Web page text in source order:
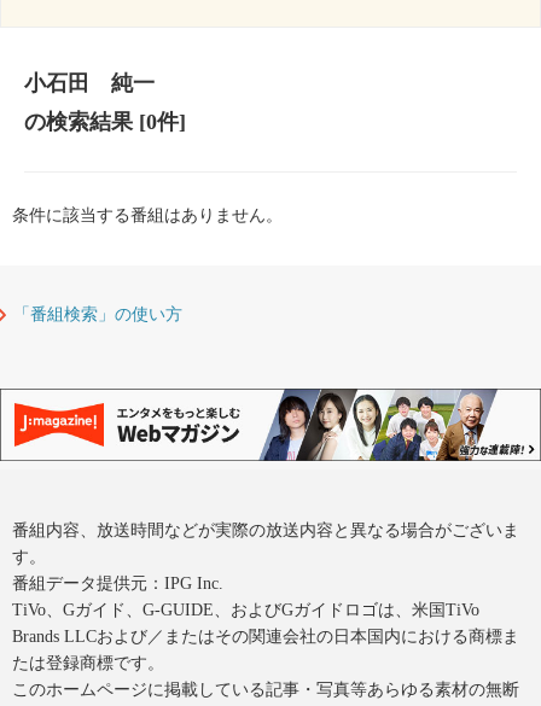
小石田 純一
の検索結果[0件]
条件に該当する番組はありません。
「番組検索」の使い方
番組内容、放送時間などが実際の放送内容と異なる場合がございま
す。
番組データ提供元：IPG Inc.
TiVo、Gガイド、G-GUIDE、およびGガイドロゴは、米国TiVo
Brands LLCおよび／またはその関連会社の日本国内における商標ま
たは登録商標です。
このホームページに掲載している記事・写真等あらゆる素材の無断